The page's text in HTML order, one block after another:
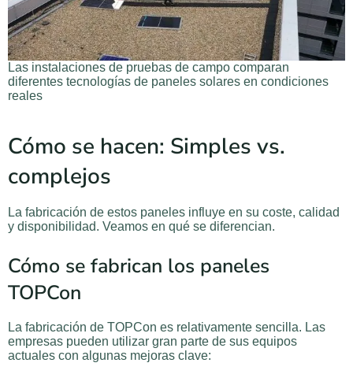
Las instalaciones de pruebas de campo comparan
diferentes tecnologías de paneles solares en condiciones
reales
Cómo se hacen: Simples vs.
complejos
La fabricación de estos paneles influye en su coste, calidad
y disponibilidad. Veamos en qué se diferencian.
Cómo se fabrican los paneles
TOPCon
La fabricación de TOPCon es relativamente sencilla. Las
empresas pueden utilizar gran parte de sus equipos
actuales con algunas mejoras clave: